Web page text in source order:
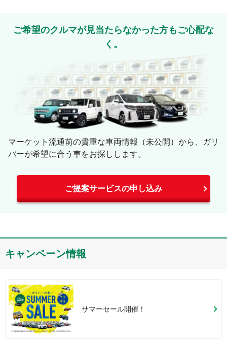
コメント
文字/140文字
Captcha
投稿する
ご希望のクルマが見当たらなかった方もご心配な
く。
マーケット流通前の貴重な車両情報（未公開）から、ガリ
バーが希望に合う車をお探しします。
ご提案サービスの申し込み
キャンペーン情報
サマーセール開催！